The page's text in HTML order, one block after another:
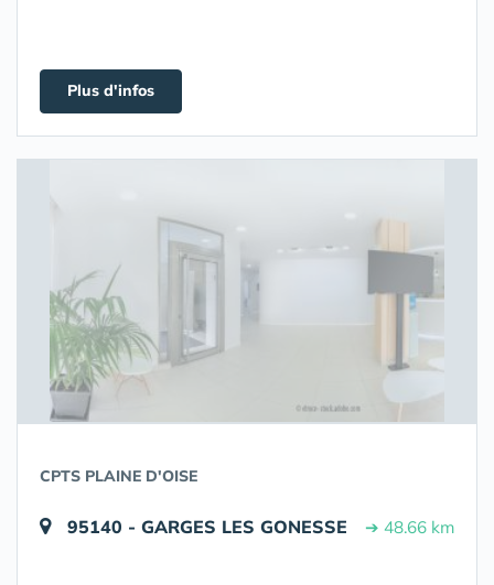
Plus d'infos
CPTS PLAINE D'OISE
95140 - GARGES LES GONESSE ➔ 48.66 km